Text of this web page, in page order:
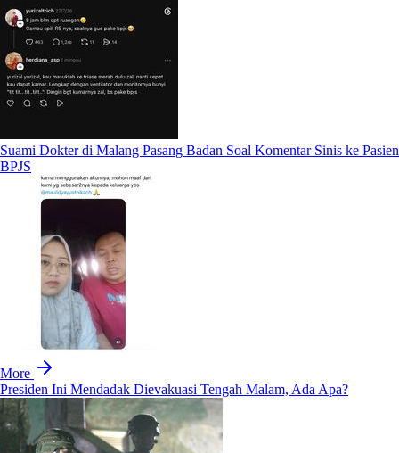
Suami Dokter di Malang Pasang Badan Soal Komentar Sinis ke Pasien
BPJS
More
Presiden Ini Mendadak Dievakuasi Tengah Malam, Ada Apa?